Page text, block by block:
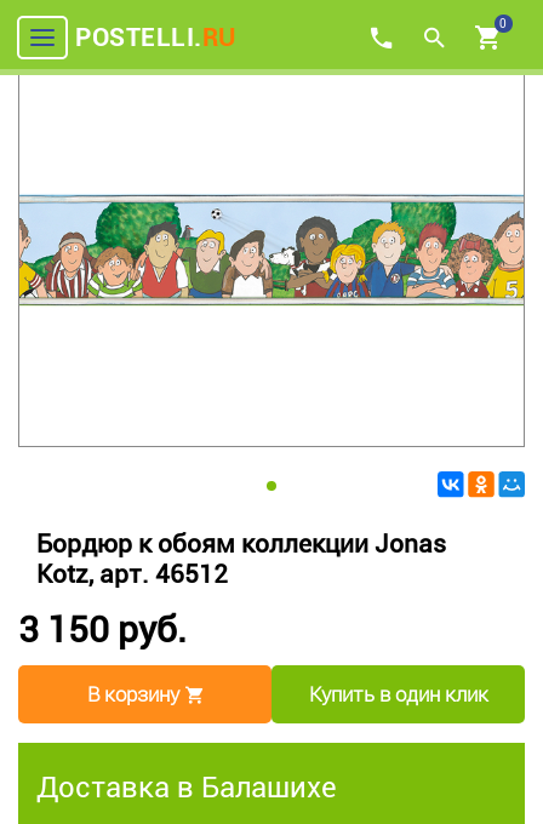
POSTELLI.RU 0
Бордюр к обоям коллекции Jonas
Kotz, арт. 46512
3 150 руб.
В корзину Купить в один клик
Доставка в Балашихе